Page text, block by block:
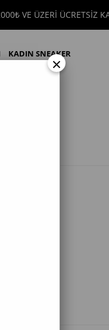
VE ÜZERİ ÜCRETSİZ
KADIN SNEAKER
×